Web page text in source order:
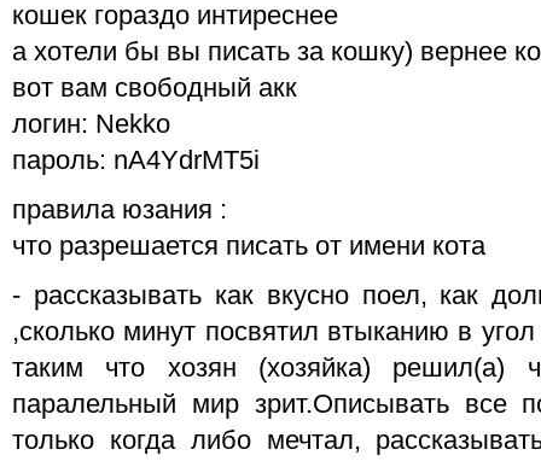
кошек гораздо интиреснее
а хотели бы вы писать за кошку) вернее
вот вам свободный акк
логин: Nekko
пароль: nA4YdrMT5i
правила юзания :
что разрешается писать от имени кота
- рассказывать как вкусно поел, как
,сколько минут посвятил втыканию в
таким что хозян (хозяйка) решил(а)
паралельный мир зрит.Описывать все
только когда либо мечтал,